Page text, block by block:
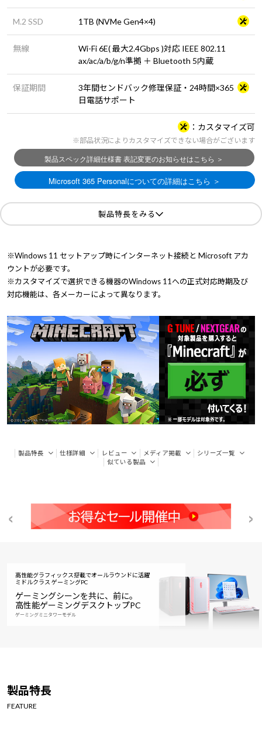
M.2 SSD 1TB (NVMe Gen4×4)
無線
Wi-Fi 6E( 最大2.4Gbps )対応 IEEE 802.11
ax/ac/a/b/g/n準拠 ＋ Bluetooth 5内蔵
保証期間
3年間センドバック修理保証・24時間×365
日電話サポート
カスタマイズ可
※部品状況によりカスタマイズできない場合がございます
製品特長をみる
※Windows 11 セットアップ時にインターネット接続と Microsoft アカ
ウントが必要です。
※カスタマイズで選択できる機器のWindows 11への正式対応時期及び
対応機能は、各メーカーによって異なります。
製品特長 仕様詳細 レビュー メディア掲載
シリーズ一覧
似ている製品
高性能グラフィックス搭載でオールラウンドに活躍
ミドルクラス ゲーミングPC
ゲーミングシーンを共に、前に。
高性能ゲーミングデスクトップPC
ゲーミングミニタワーモデル
製品特長
FEATURE